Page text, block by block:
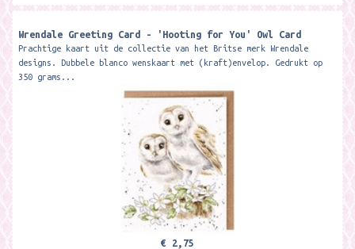
Wrendale Greeting Card - 'Hooting for You' Owl Card
Prachtige kaart uit de collectie van het Britse merk Wrendale
designs. Dubbele blanco wenskaart met (kraft)envelop. Gedrukt op
350 grams...
€ 2,75